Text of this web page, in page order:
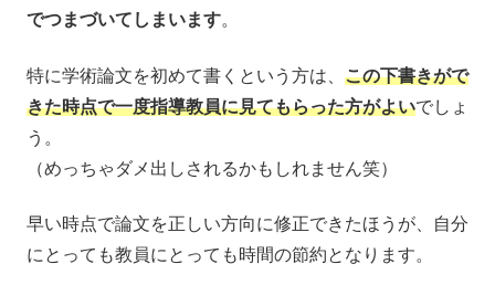
でつまづいてしまいます。
特に学術論文を初めて書くという方は、 この下書きがで
きた時点で一度指導教員に見てもらった方がよいでしょ
う。
（めっちゃダメ出しされるかもしれません笑）
早い時点で論文を正しい方向に修正できたほうが、自分
にとっても教員にとっても時間の節約となります。